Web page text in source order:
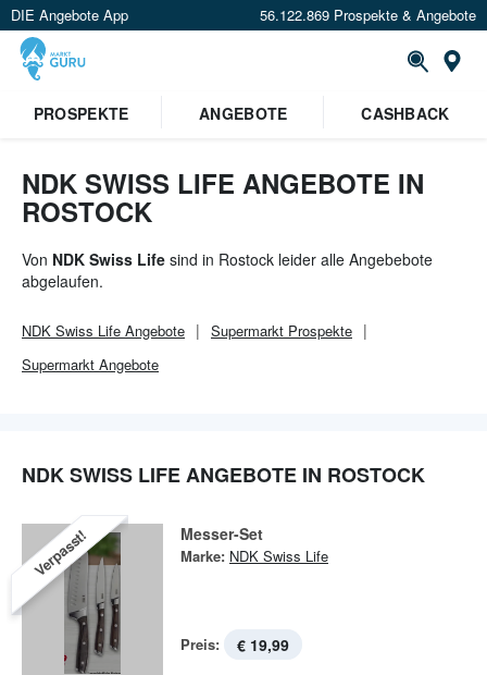
DIE Angebote App 56.122.869 Prospekte & Angebote
PROSPEKTE ANGEBOTE CASHBACK
NDK SWISS LIFE ANGEBOTE IN
ROSTOCK
Von NDK Swiss Life sind in Rostock leider alle Angebebote
abgelaufen.
NDK Swiss Life Angebote Supermarkt Prospekte
Supermarkt Angebote
NDK SWISS LIFE ANGEBOTE IN ROSTOCK
Verpasst! Messer-Set
Marke: NDK Swiss Life
Preis: € 19,99